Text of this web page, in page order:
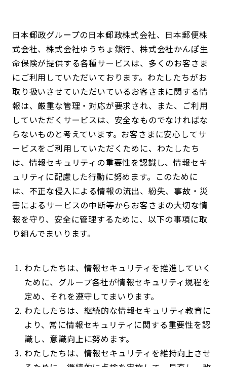
ガバナンス
日本郵政グループの日本郵政株式会社、日本郵便株
式会社、株式会社ゆうちょ銀行、株式会社かんぽ生
命保険が提供する各種サービスは、多くのお客さま
にご利用していただいております。わたしたちがお
取り扱いさせていただいているお客さまに関する情
報は、厳重な管理・対応が要求され、また、ご利用
していただくサービスは、安全なものでなければな
らないものと考えています。お客さまに安心してサ
ービスをご利用していただくために、わたしたち
は、情報セキュリティの重要性を認識し、情報セキ
ュリティに配慮した行動に努めます。このために
は、不正な侵入による情報の流出、紛失、事故・災
害によるサービスの中断等からお客さまの大切な情
報を守り、安全に管理するために、以下の事項に取
り組んでまいります。
わたしたちは、情報セキュリティを推進していく
ために、グループ各社が情報セキュリティ規程を
定め、それを遵守してまいります。
わたしたちは、継続的な情報セキュリティ教育に
より、常に情報セキュリティに関する重要性を認
識し、意識向上に努めます。
わたしたちは、情報セキュリティを維持向上させ